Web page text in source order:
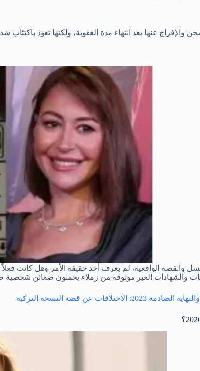
عنها بعد انتهاء مدة العقوبة، ولكنها تعود باكتئاب
والقصة الواقعية، لم يعرف أحد حقيقة الأمر وهل كانت
الغير موثوقة من زملاء يحملون ضغائن شخصية
عن قصة النسخة التركية